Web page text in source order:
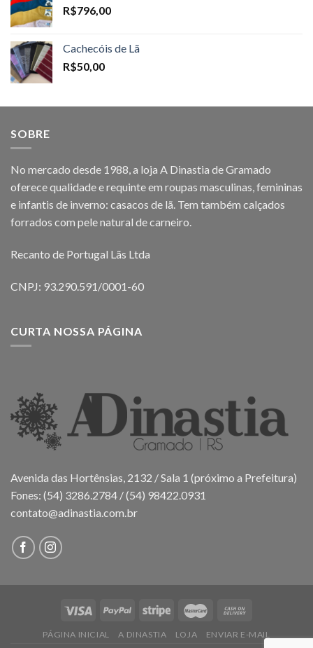
R$796,00
Cachecóis de Lã
R$50,00
SOBRE
No mercado desde 1988, a loja A Dinastia de Gramado
oferece qualidade e requinte em roupas masculinas, femininas
e infantis de inverno: casacos de lã. Tem também calçados
forrados com pele natural de carneiro.
Recanto de Portugal Lãs Ltda
CNPJ: 93.290.591/0001-60
CURTA NOSSA PÁGINA
Avenida das Hortênsias, 2132 / Sala 1 (próximo a Prefeitura)
Fones: (54) 3286.2784 / (54) 98422.0931
contato@adinastia.com.br
PÁGINA INICIAL A DINASTIA LOJA ENVIAR E-MAIL